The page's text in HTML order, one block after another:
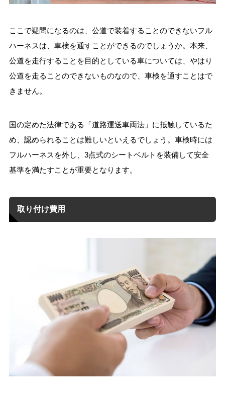
ここで疑問になるのは、公道で装着することのできないフル
ハーネスは、車検を通すことができるのでしょうか。本来、
公道を走行することを目的としている車については、やはり
公道を走ることのできないものなので、車検を通すことはで
きません。
国の定めた法律である「道路運送車両法」に抵触しているた
め、認められることは難しいといえるでしょう。車検時には
フルハーネスを外し、3点式のシートベルトを装備して安全
基準を満たすことが重要となります。
取り付け費用